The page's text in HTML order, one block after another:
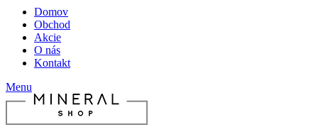
Domov
Obchod
Akcie
O nás
Kontakt
Menu